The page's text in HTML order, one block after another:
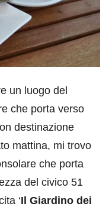
un luogo del
che porta verso
destinazione
mattina, mi trovo
che porta
del civico 51
‘Il Giardino dei